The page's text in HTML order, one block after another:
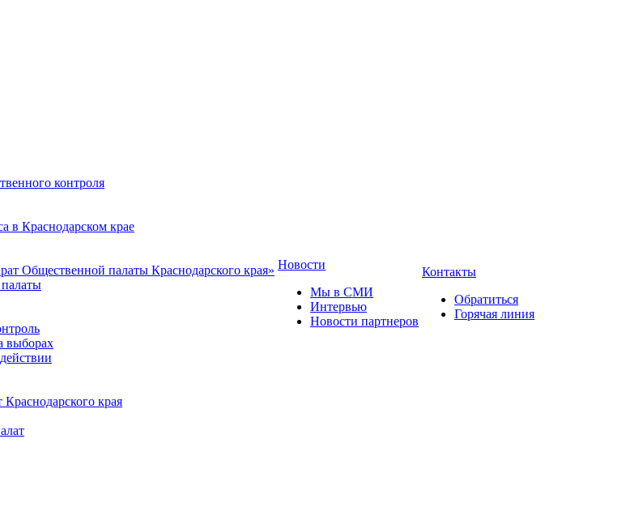
контроля
в Краснодарском крае
Общественной палаты Краснодарского края»
выборах
края
Новости
Мы в СМИ
Интервью
Новости партнеров
Контакты
Обратиться
Горячая линия